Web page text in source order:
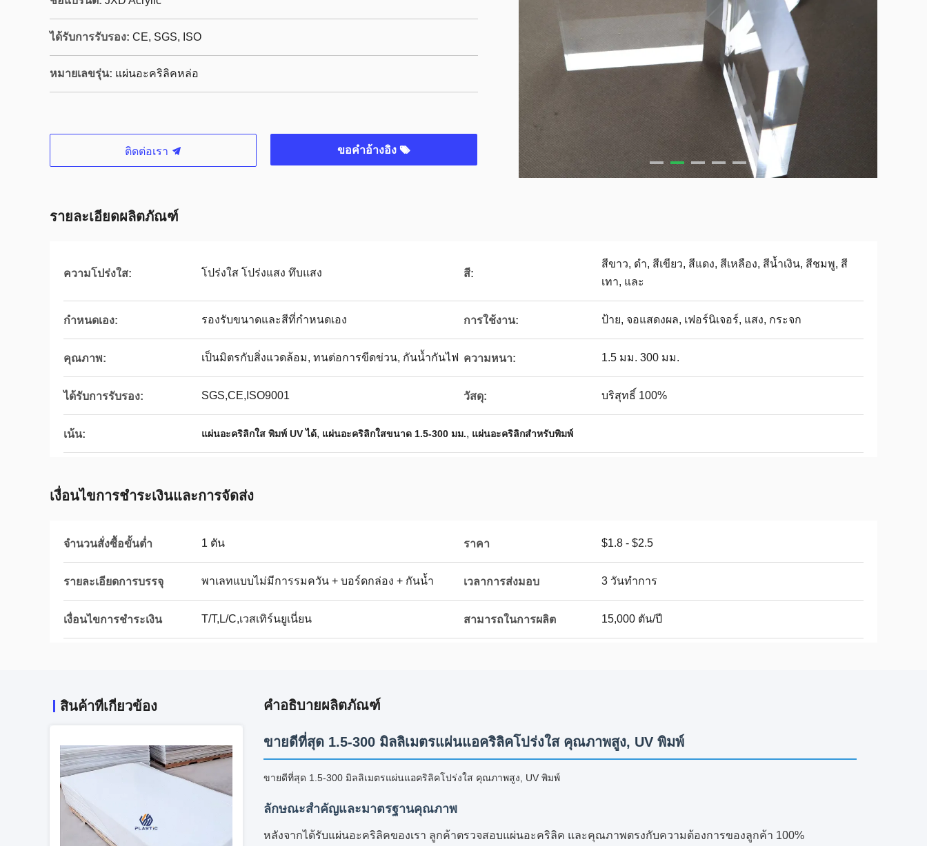
ได้รับการรับรอง: CE, SGS, ISO
หมายเลขรุ่น: แผ่นอะคริลิคหล่อ
ติดต่อเรา ขอคําอ้างอิง
รายละเอียดผลิตภัณฑ์
ความโปร่งใส: โปร่งใส โปร่งแสง ทึบแสง สี:
สีขาว, ดำ, สีเขียว, สีแดง, สีเหลือง, สีน้ำเงิน, สีชมพู, สี
เทา, และ
กำหนดเอง: รองรับขนาดและสีที่กำหนดเอง การใช้งาน: ป้าย, จอแสดงผล, เฟอร์นิเจอร์, แสง, กระจก
คุณภาพ: เป็นมิตรกับสิ่งแวดล้อม, ทนต่อการขีดข่วน, กันน้ำกันไฟ ความหนา: 1.5 มม. 300 มม.
ได้รับการรับรอง: SGS,CE,ISO9001 วัสดุ: บริสุทธิ์ 100%
เน้น: แผ่นอะคริลิกใส พิมพ์ UV ได้, แผ่นอะคริลิกใสขนาด 1.5-300 มม., แผ่นอะคริลิกสำหรับพิมพ์
เงื่อนไขการชำระเงินและการจัดส่ง
จำนวนสั่งซื้อขั้นต่ำ 1 ตัน ราคา $1.8 - $2.5
รายละเอียดการบรรจุ พาเลทแบบไม่มีการรมควัน + บอร์ดกล่อง + กันน้ำ เวลาการส่งมอบ 3 วันทำการ
เงื่อนไขการชำระเงิน T/T,L/C,เวสเทิร์นยูเนี่ยน สามารถในการผลิต 15,000 ตัน/ปี
สินค้าที่เกี่ยวข้อง คำอธิบายผลิตภัณฑ์
ขายดีที่สุด 1.5-300 มิลลิเมตรแผ่นแอคริลิคโปร่งใส คุณภาพสูง, UV พิมพ์
ขายดีที่สุด 1.5-300 มิลลิเมตรแผ่นแอคริลิคโปร่งใส คุณภาพสูง, UV พิมพ์
ลักษณะสําคัญและมาตรฐานคุณภาพ
หลังจากได้รับแผ่นอะคริลิคของเรา ลูกค้าตรวจสอบแผ่นอะคริลิค และคุณภาพตรงกับความต้องการของลูกค้า 100%